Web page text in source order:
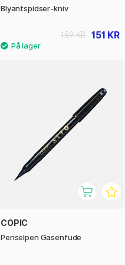
Blyantspidser-kniv
151 KR
189 KR
COPIC
Penselpen Gasenfude